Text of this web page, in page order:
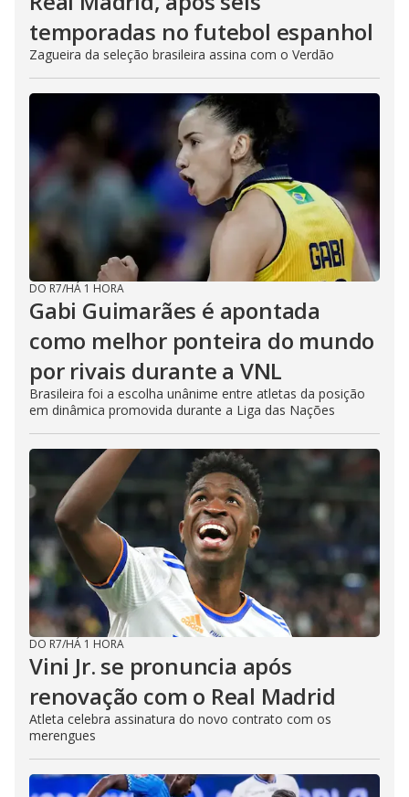
temporadas no futebol espanhol
Zagueira da seleção brasileira assina com o Verdão
DO R7/HÁ 1 HORA
Gabi Guimarães é apontada
como melhor ponteira do mundo
por rivais durante a VNL
Brasileira foi a escolha unânime entre atletas da posição
em dinâmica promovida durante a Liga das Nações
DO R7/HÁ 1 HORA
Vini Jr. se pronuncia após
renovação com o Real Madrid
Atleta celebra assinatura do novo contrato com os
merengues